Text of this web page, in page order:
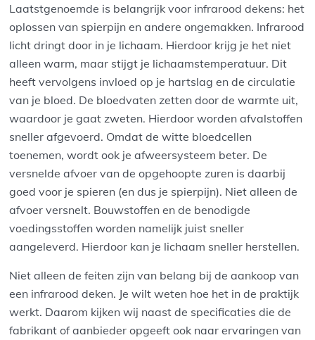
Laatstgenoemde is belangrijk voor infrarood dekens: het
oplossen van spierpijn en andere ongemakken. Infrarood
licht dringt door in je lichaam. Hierdoor krijg je het niet
alleen warm, maar stijgt je lichaamstemperatuur. Dit
heeft vervolgens invloed op je hartslag en de circulatie
van je bloed. De bloedvaten zetten door de warmte uit,
waardoor je gaat zweten. Hierdoor worden afvalstoffen
sneller afgevoerd. Omdat de witte bloedcellen
toenemen, wordt ook je afweersysteem beter. De
versnelde afvoer van de opgehoopte zuren is daarbij
goed voor je spieren (en dus je spierpijn). Niet alleen de
afvoer versnelt. Bouwstoffen en de benodigde
voedingsstoffen worden namelijk juist sneller
aangeleverd. Hierdoor kan je lichaam sneller herstellen.
Niet alleen de feiten zijn van belang bij de aankoop van
een infrarood deken. Je wilt weten hoe het in de praktijk
werkt. Daarom kijken wij naast de specificaties die de
fabrikant of aanbieder opgeeft ook naar ervaringen van